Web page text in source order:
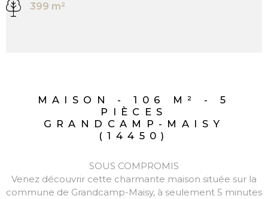
399 m²
MAISON - 106 M² - 5
PIÈCES
GRANDCAMP-MAISY
(14450)
SOUS COMPROMIS
Venez découvrir cette charmante maison située sur la
commune de Grandcamp-Maisy, à seulement 5 minutes